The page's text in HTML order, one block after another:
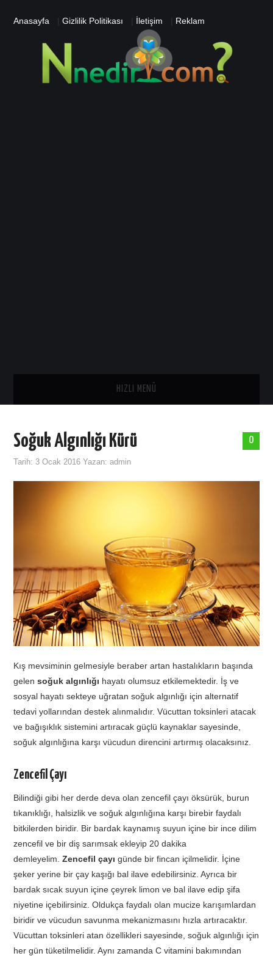
Anasayfa |Gizlilik Politikası İletişim Reklam
HIZLI MENÜ
SAĞLIK
GENEL
TATIL
BIYOLOJI
TÜRKÇE
REHBERLIK
0
Soğuk Algınlığı Kürü
Tarih: 3 Ocak 2016 Yazan:admin
Kış mevsiminin gelmesiyle beraber artan hastalıkların başında
gelensoğuk algınlığı hayatı olumsuz etkilemektedir. İş ve
sosyal hayatı sekteye uğratan soğuk algınlığı için alternatif
tedavi yollarından destek alınmalıdır. Vücuttan toksinleri atacak
ve bağışıklık sistemini artıracak güçlü kaynaklar sayesinde,
soğuk algınlığına karşı vücudun direncini artırmış olacaksınız.
Zencefil Çayı
Bilindiği gibi her derde deva olan zencefil çayı öksürük, burun
tıkanıklığı, halsizlik ve soğuk algınlığına karşı birebir faydalı
bitkilerden biridir. Bir bardak kaynamış suyun içine bir ince dilim
zencefil ve bir diş sarımsak ekleyip 20 dakika
demleyelim.Zencefil çayıgünde bir fincan içilmelidir. İçine
şeker yerine bir çay kaşığı bal ilave edebilirsiniz. Ayrıca bir
bardak sıcak suyun içine çeyrek limon ve bal ilave edip şifa
niyetine içebilirsiniz. Oldukça faydalı olan mucize karışımlardan
biridir ve vücudun savunma mekanizmasını hızla artıracaktır.
Vücuttan toksinleri atan özellikleri sayesinde, soğuk algınlığı için
her gün tüketilmelidir. Aynı zamanda C vitamini bakımından